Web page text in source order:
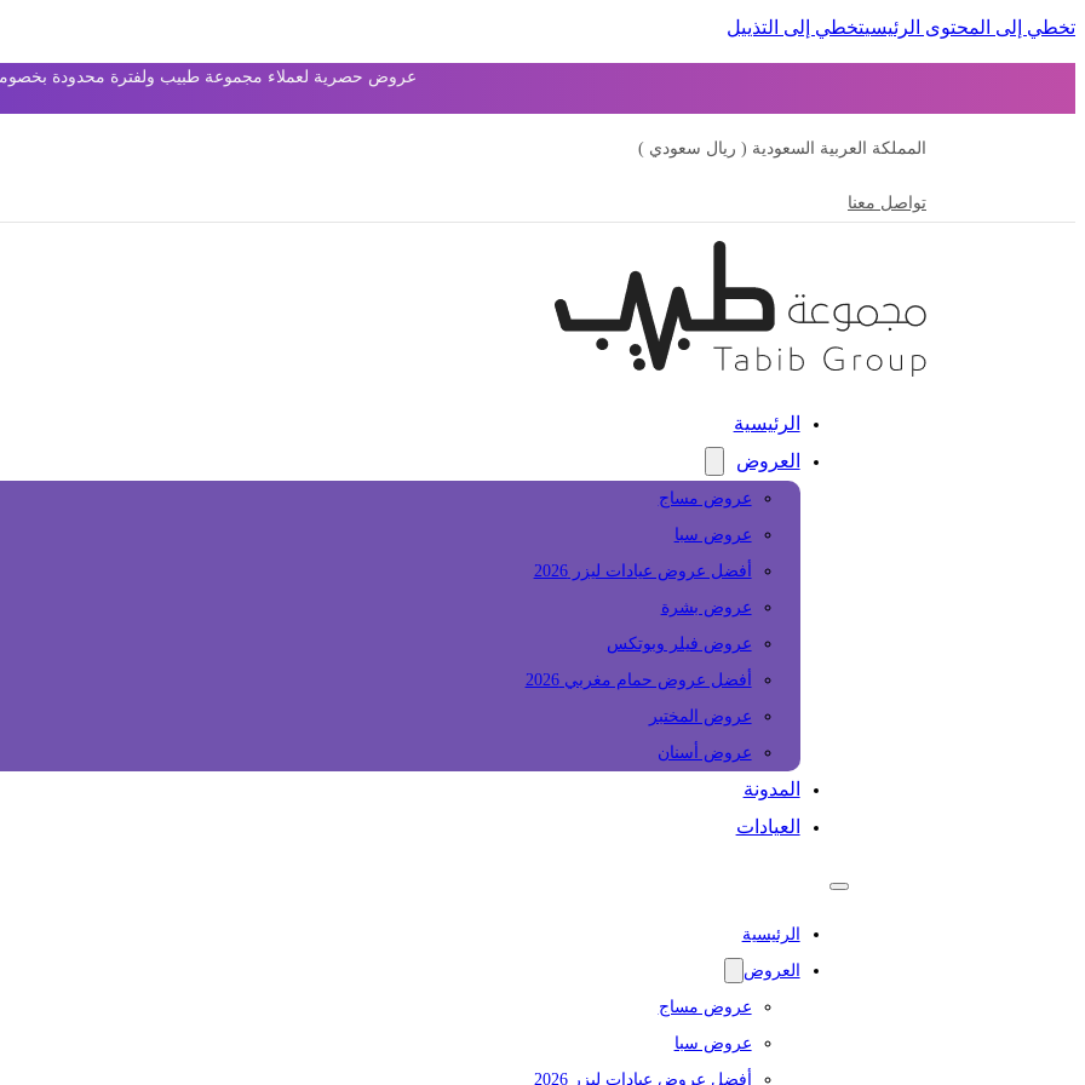
تخطي إلى المحتوى الرئيسيتخطي إلى التذييل
عروض حصرية لعملاء مجموعة طبيب ولفترة محدودة بخصومات
المملكة العربية السعودية ( ريال سعودي )
تواصل معنا
الرئيسية
العروض
عروض مساج
عروض سبا
أفضل عروض عيادات ليزر 2026
عروض بشرة
عروض فيلر وبوتكس
أفضل عروض حمام مغربي 2026
عروض المختبر
عروض أسنان
المدونة
العيادات
الرئيسية
العروض
عروض مساج
عروض سبا
أفضل عروض عيادات ليزر 2026